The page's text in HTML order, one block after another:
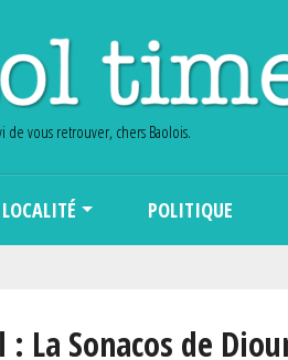
de vous retrouver, chers Baolois.
POLITIQUE
: La Sonacos de